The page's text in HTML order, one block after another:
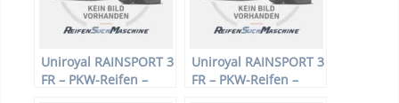
Uniroyal RAINSPORT 3
FR – PKW-Reifen –
Uniroyal RAINSPORT 3
FR – PKW-Reifen –